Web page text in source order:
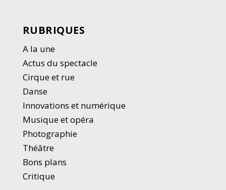
RUBRIQUES
A la une
Actus du spectacle
Cirque et rue
Danse
Innovations et numérique
Musique et opéra
Photographie
Théâtre
Bons plans
Critique